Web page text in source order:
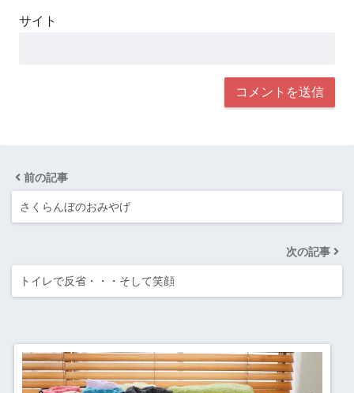
サイト
前の記事
さくらんぼのおみやげ
次の記事
トイレで反省・・・そして笑顔